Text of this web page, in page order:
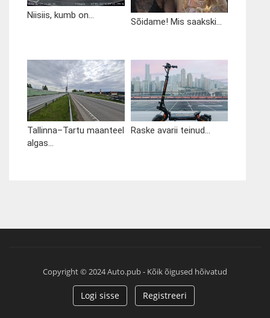
Niisiis, kumb on...
Sõidame! Mis saakski...
Tallinna–Tartu maanteel
algas...
Raske avarii teinud...
Copyright © 2024 Auto.pub - Kõik õigused hõivatud
Logi sisse Registreeri